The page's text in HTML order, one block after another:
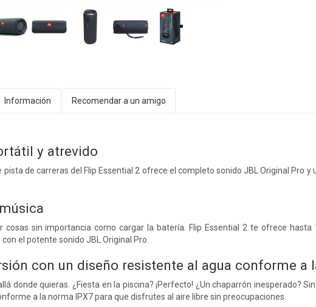
Información Recomendar a un amigo
y atrevido
pista de carreras del Flip Essential 2 ofrece el completo sonido JBL Original Pro
cosas sin importancia como cargar la batería. Flip Essential 2 te ofrece
el potente sonido JBL Original Pro.
con un diseño resistente al agua conforme a
donde quieras. ¿Fiesta en la piscina? ¡Perfecto! ¿Un chaparrón inesperado?
a la norma IPX7 para que disfrutes al aire libre sin preocupaciones.